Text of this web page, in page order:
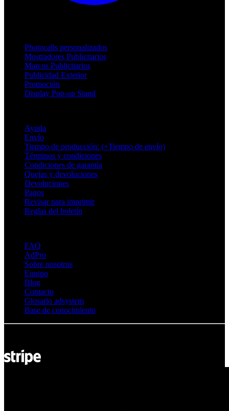
Photocalls personalizados
Mostradores Publicitarios
Marcos Publicitarios
Publicidad Exterior
Promoción
Display Pop-up Stand
Ayuda
Envío
Tiempo de producción: (+Tiempo de envío)
Términos y condiciones
Condiciones de garantía
Quejas y devoluciones
Devoluciones
Pagos
Revisar para imprimir
Reglas del boletín
FAQ
AdPro
Sobre nosotros
Equipo
Blog
Contacto
Glosario adsystem
Base de conocimiento